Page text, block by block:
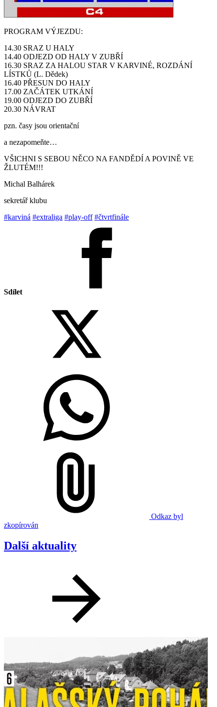
PROGRAM VÝJEZDU:
14.30 SRAZ U HALY
14.40 ODJEZD OD HALY V ZUBŘÍ
16.30 SRAZ ZA HALOU STAR V KARVINÉ, ROZDÁNÍ
LÍSTKŮ (L. Dědek)
16.40 PŘESUN DO HALY
17.00 ZAČÁTEK UTKÁNÍ
19.00 ODJEZD DO ZUBŘÍ
20.30 NÁVRAT
pzn. časy jsou orientační
a nezapomeňte…
VŠICHNI S SEBOU NĚCO NA FANDĚDÍ A POVINĚ VE
ŽLUTÉM!!!
Michal Balhárek
sekretář klubu
#karviná #extraliga #play-off #čtvrtfinále
Sdílet
Odkaz byl
zkopírován
Další aktuality